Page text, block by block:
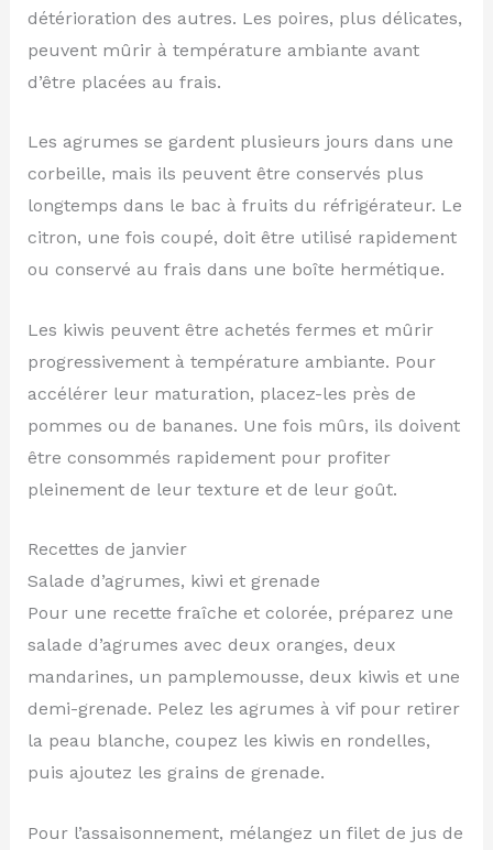
détérioration des autres. Les poires, plus délicates,
peuvent mûrir à température ambiante avant
d’être placées au frais.
Les agrumes se gardent plusieurs jours dans une
corbeille, mais ils peuvent être conservés plus
longtemps dans le bac à fruits du réfrigérateur. Le
citron, une fois coupé, doit être utilisé rapidement
ou conservé au frais dans une boîte hermétique.
Les kiwis peuvent être achetés fermes et mûrir
progressivement à température ambiante. Pour
accélérer leur maturation, placez-les près de
pommes ou de bananes. Une fois mûrs, ils doivent
être consommés rapidement pour profiter
pleinement de leur texture et de leur goût.
Recettes de janvier
Salade d’agrumes, kiwi et grenade
Pour une recette fraîche et colorée, préparez une
salade d’agrumes avec deux oranges, deux
mandarines, un pamplemousse, deux kiwis et une
demi-grenade. Pelez les agrumes à vif pour retirer
la peau blanche, coupez les kiwis en rondelles,
puis ajoutez les grains de grenade.
Pour l’assaisonnement, mélangez un filet de jus de